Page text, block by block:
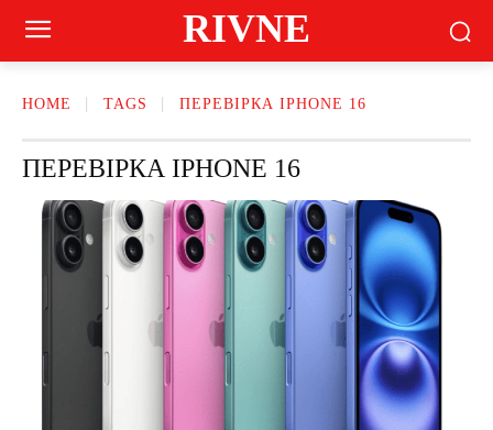
RIVNE
HOME TAGS ПЕРЕВІРКА IPHONE 16
ПЕРЕВІРКА IPHONE 16